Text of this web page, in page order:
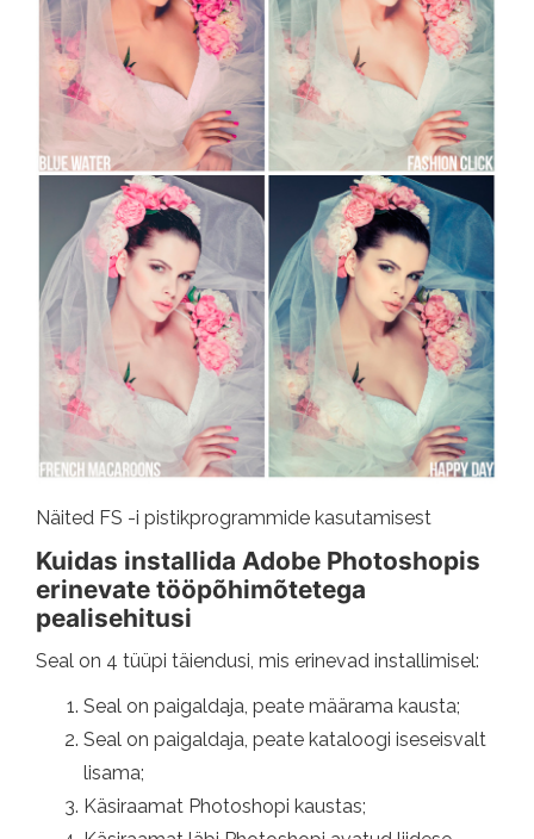
Näited FS -i pistikprogrammide kasutamisest
Kuidas installida Adobe Photoshopis
erinevate tööpõhimõtetega
pealisehitusi
Seal on 4 tüüpi täiendusi, mis erinevad installimisel:
Seal on paigaldaja, peate määrama kausta;
Seal on paigaldaja, peate kataloogi iseseisvalt
lisama;
Käsiraamat Photoshopi kaustas;